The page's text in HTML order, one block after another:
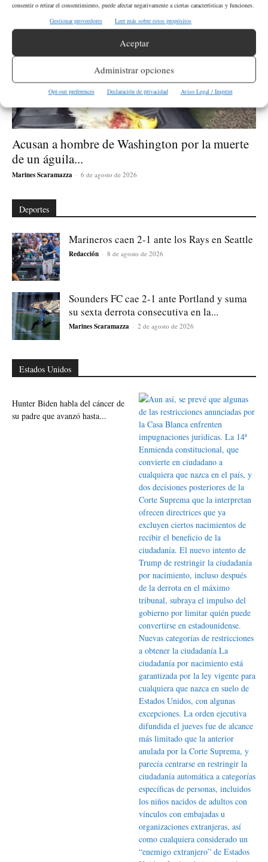
consentir o retirar el consentimiento, puede afectar negativamente a ciertas características y funciones.
Gestionar proveedores
Leer más sobre estos propósitos
Aceptar
Administrar opciones
Opt-out preferences Declaración de privacidad Aviso Legal / Imprint
Acusan a hombre de Washington por la muerte
de un águila...
Marines Scaramazza - 6 de agosto de 2026
Deportes
Marineros caen 2-1 ante los Rays en Seattle
Redacción - 8 de agosto de 2026
Sounders FC cae 2-1 ante Portland y suma
su sexta derrota consecutiva en la...
Marines Scaramazza - 2 de agosto de 2026
Estados Unidos
Hunter Biden habla del cáncer de
su padre que avanzó hasta...